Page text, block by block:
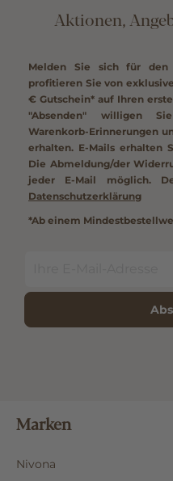
Aktionen,
Melden Sie sich für den
profitieren Sie von
€ Gutschein* auf Ihren
"Absenden" willigen
Warenkorb-Erinnerungen
erhalten. E-Mails erhalten
Die Abmeldung/der
jeder E-Mail möglich.
Datenschutzerklärung
*Ab einem
Marken
Nivona